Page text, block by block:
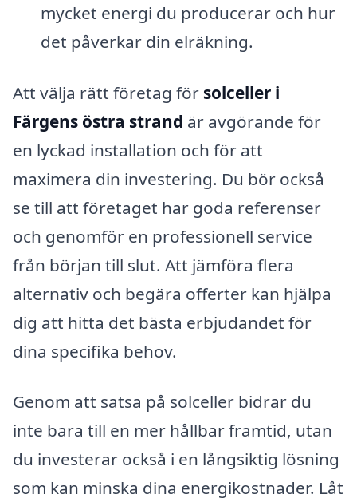
mycket energi du producerar och hur
det påverkar din elräkning.
Att välja rätt företag för solceller i
Färgens östra strand är avgörande för
en lyckad installation och för att
maximera din investering. Du bör också
se till att företaget har goda referenser
och genomför en professionell service
från början till slut. Att jämföra flera
alternativ och begära offerter kan hjälpa
dig att hitta det bästa erbjudandet för
dina specifika behov.
Genom att satsa på solceller bidrar du
inte bara till en mer hållbar framtid, utan
du investerar också i en långsiktig lösning
som kan minska dina energikostnader. Låt